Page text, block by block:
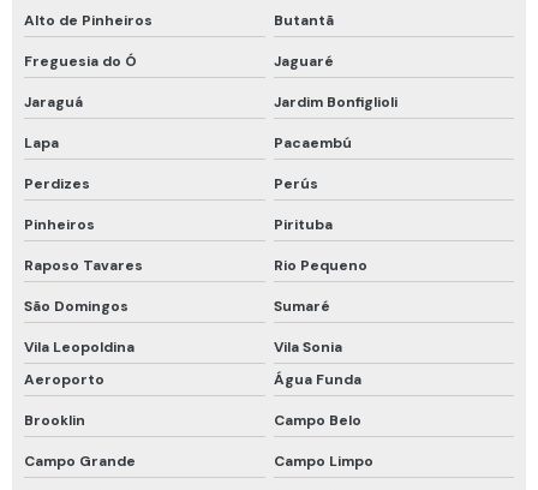
Proteção em altura cinto de segurança
Proteção química tipo 5 e 6
Proteção respiratória
Proteção respiratória drager
Proteção respiratória para espaço confinado
Proteção respiratória para fumos metálicos
Proteção respiratória para soldador
Recarga de cilindro de ar respirável
Alto de Pinheiros Butantã
Freguesia do Ó Jaguaré
Jaraguá Jardim Bonfiglioli
Lapa Pacaembú
Perdizes Perús
Pinheiros Pirituba
Raposo Tavares Rio Pequeno
São Domingos Sumaré
Vila Leopoldina
Vila Sonia
Aeroporto
Água Funda
Brooklin Campo Belo
Campo Grande Campo Limpo